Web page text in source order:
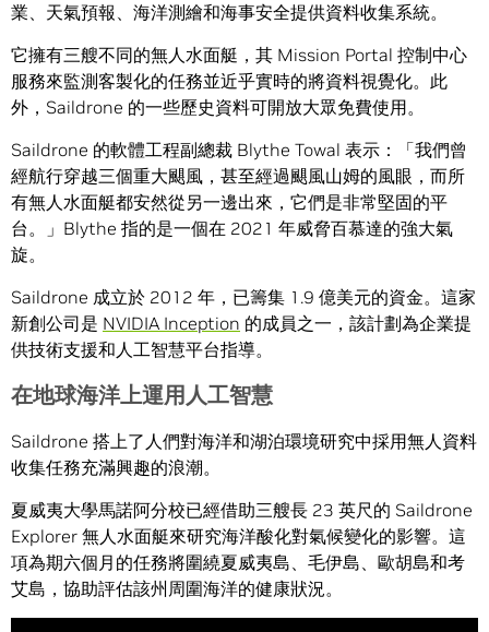
業、天氣預報、海洋測繪和海事安全提供資料收集系統。
它擁有三艘不同的無人水面艇，其 Mission Portal 控制中心
服務來監測客製化的任務並近乎實時的將資料視覺化。此
外，Saildrone 的一些歷史資料可開放大眾免費使用。
Saildrone 的軟體工程副總裁 Blythe Towal 表示：「我們曾
經航行穿越三個重大颶風，甚至經過颶風山姆的風眼，而所
有無人水面艇都安然從另一邊出來，它們是非常堅固的平
台。」Blythe 指的是一個在 2021 年威脅百慕達的強大氣
旋。
Saildrone 成立於 2012 年，已籌集 1.9 億美元的資金。這家
新創公司是 NVIDIA Inception 的成員之一，該計劃為企業提
供技術支援和人工智慧平台指導。
在地球海洋上運用人工智慧
Saildrone 搭上了人們對海洋和湖泊環境研究中採用無人資料
收集任務充滿興趣的浪潮。
夏威夷大學馬諾阿分校已經借助三艘長 23 英尺的 Saildrone
Explorer 無人水面艇來研究海洋酸化對氣候變化的影響。這
項為期六個月的任務將圍繞夏威夷島、毛伊島、歐胡島和考
艾島，協助評估該州周圍海洋的健康狀況。